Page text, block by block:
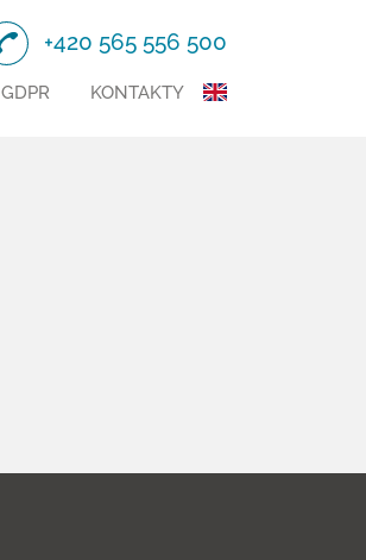
+420 565 556 500
GDPR KONTAKTY